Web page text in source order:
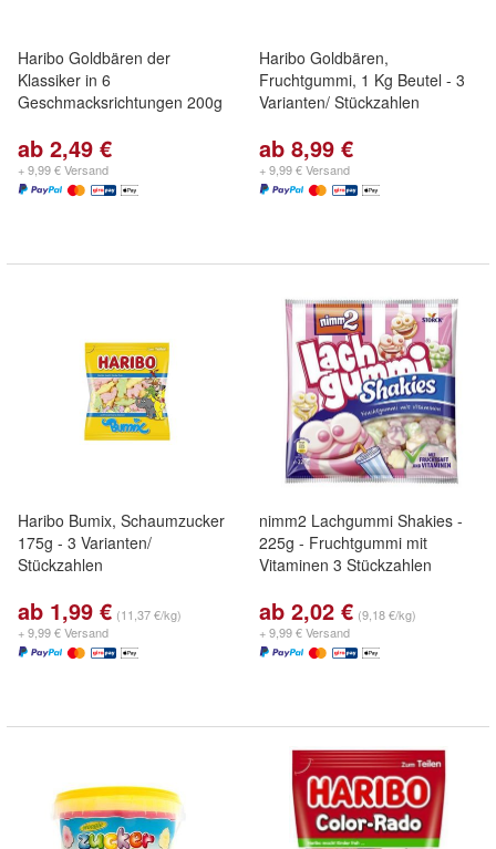
Haribo Goldbären der
Klassiker in 6
Geschmacksrichtungen 200g
ab 2,49 €
+ 9,99 € Versand
Haribo Goldbären,
Fruchtgummi, 1 Kg Beutel - 3
Varianten/ Stückzahlen
ab 8,99 €
+ 9,99 € Versand
Haribo Bumix, Schaumzucker
175g - 3 Varianten/
Stückzahlen
ab 1,99 € (11,37 €/kg)
+ 9,99 € Versand
nimm2 Lachgummi Shakies -
225g - Fruchtgummi mit
Vitaminen 3 Stückzahlen
ab 2,02 € (9,18 €/kg)
+ 9,99 € Versand